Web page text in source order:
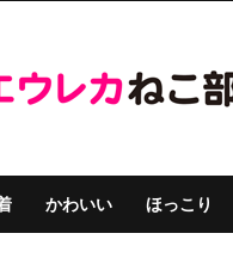
かわいい ほっこり